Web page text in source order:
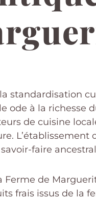
standardisation
ode à la richesse
de cuisine
faire
Ferme de
frais issus de la